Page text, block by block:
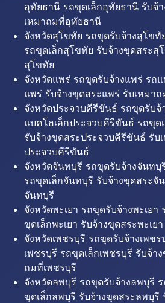
อุทัยธานี รถขุดเล็กอุทัยธานี รับจ้
เหมาถมที่อุทัยธานี
จังหวัดสุโขทัย รถขุดรับจ้างสุโขทั
รถขุดเล็กสุโขทัย รับจ้างขุดสระสุ
สุโขทัย
จังหวัดแพร่ รถขุดรับจ้างแพร่ รถ
แพร่ รับจ้างขุดสระแพร่ รับเหมา
จังหวัดประจวบคีรีขันธ์ รถขุดรับจ้
แบคโฮเล็กประจวบคีรีขันธ์ รถขุด
รับจ้างขุดสระประจวบคีรีขันธ์ รับ
ประจวบคีรีขันธ์
จังหวัดจันทบุรี รถขุดรับจ้างจันทบุ
รถขุดเล็กจันทบุรี รับจ้างขุดสระจั
จันทบุรี
จังหวัดพะเยา รถขุดรับจ้างพะเยา
ขุดเล็กพะเยา รับจ้างขุดสระพะเย
จังหวัดเพชรบุรี รถขุดรับจ้างเพช
เพชรบุรี รถขุดเล็กเพชรบุรี รับจ้า
ถมที่เพชรบุรี
จังหวัดลพบุรี รถขุดรับจ้างลพบุรี
ขุดเล็กลพบุรี รับจ้างขุดสระลพบุรี